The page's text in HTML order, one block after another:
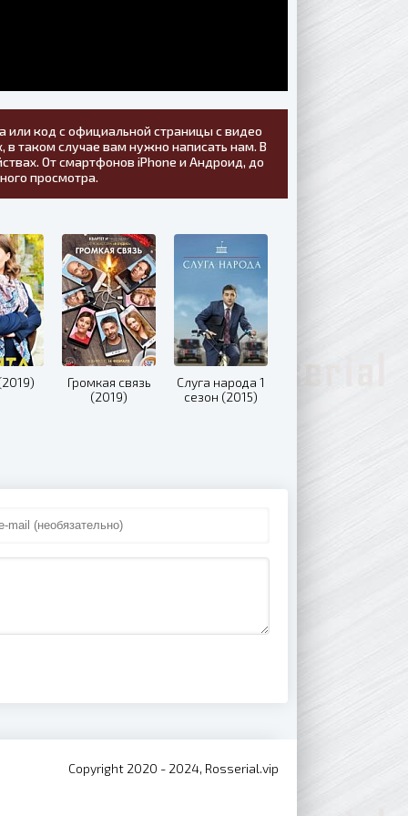
код с официальной страницы с видео
в таком случае вам нужно написать нам. В
От смартфонов iPhone и Андроид, до
просмотра.
Громкая связь
(2019)
Слуга народа 1
сезон (2015)
Copyright 2020 - 2024, Rosserial.vip